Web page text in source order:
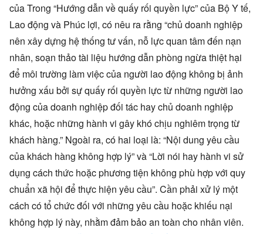
của Trong “Hướng dẫn về quấy rối quyền lực” của Bộ Y tế,
Lao động và Phúc lợi, có nêu ra rằng “chủ doanh nghiệp
nên xây dựng hệ thống tư vấn, nỗ lực quan tâm đến nạn
nhân, soạn thảo tài liệu hướng dẫn phòng ngừa thiệt hại
để môi trường làm việc của người lao động không bị ảnh
hưởng xấu bởi sự quấy rối quyền lực từ những người lao
động của doanh nghiệp đối tác hay chủ doanh nghiệp
khác, hoặc những hành vi gây khó chịu nghiêm trọng từ
khách hàng.” Ngoài ra, có hai loại là: “Nội dung yêu cầu
của khách hàng không hợp lý” và “Lời nói hay hành vi sử
dụng cách thức hoặc phương tiện không phù hợp với quy
chuẩn xã hội để thực hiện yêu cầu”. Cần phải xử lý một
cách có tổ chức đối với những yêu cầu hoặc khiếu nại
không hợp lý này, nhằm đảm bảo an toàn cho nhân viên.